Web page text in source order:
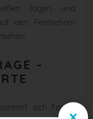
Tagen, und
den Fernsehern
–
sich Ford´s